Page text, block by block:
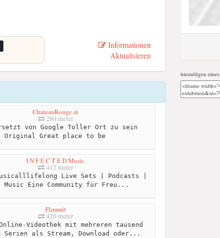
Informationen
Aktualisieren
ChateauRouge.at
280 meter
von Google Toller Ort zu sein
Original Great place to be
I N F E C T E D Music
412 meter
Live Sets | Podcasts |
Music Eine Community für Freu...
Flimmit
420 meter
Videothek mit mehreren tausend
Serien als Stream, Download oder...
hinzufügen eines